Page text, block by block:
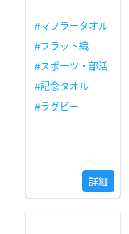
#マフラータオル
#フラット織
#スポーツ・部活
#記念タオル
#ラグビー
詳細